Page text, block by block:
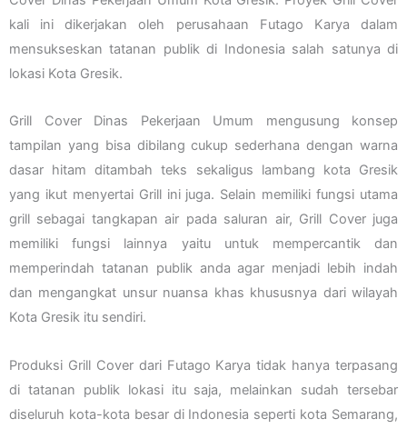
kali ini dikerjakan oleh perusahaan Futago Karya dalam
mensukseskan tatanan publik di Indonesia salah satunya di
lokasi Kota Gresik.
Grill Cover Dinas Pekerjaan Umum mengusung konsep
tampilan yang bisa dibilang cukup sederhana dengan warna
dasar hitam ditambah teks sekaligus lambang kota Gresik
yang ikut menyertai Grill ini juga. Selain memiliki fungsi utama
grill sebagai tangkapan air pada saluran air, Grill Cover juga
memiliki fungsi lainnya yaitu untuk mempercantik dan
memperindah tatanan publik anda agar menjadi lebih indah
dan mengangkat unsur nuansa khas khususnya dari wilayah
Kota Gresik itu sendiri.
Produksi Grill Cover dari Futago Karya tidak hanya terpasang
di tatanan publik lokasi itu saja, melainkan sudah tersebar
diseluruh kota-kota besar di Indonesia seperti kota Semarang,